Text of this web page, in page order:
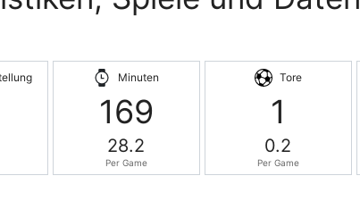
Minuten
169
28.2
Per Game
Tore
1
0.2
Per Game